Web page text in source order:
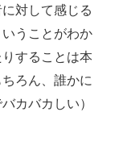
対して感じる
うことがわか
することは本
ろん、誰かに
カバカしい）